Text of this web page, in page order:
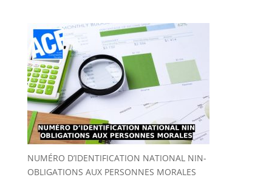
NUMÉRO D’IDENTIFICATION NATIONAL NIN-
OBLIGATIONS AUX PERSONNES MORALES